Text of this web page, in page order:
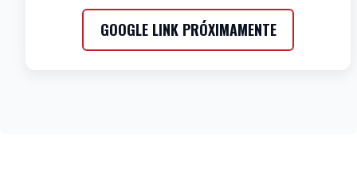
GOOGLE LINK PRÓXIMAMENTE